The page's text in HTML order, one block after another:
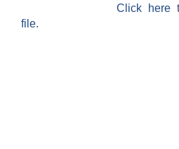
Click here
file.